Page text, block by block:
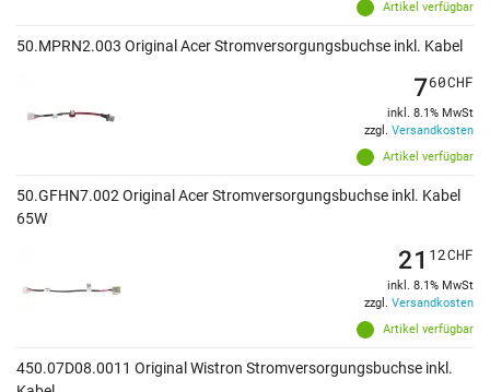
Artikel verfügbar
50.MPRN2.003 Original Acer Stromversorgungsbuchse inkl. Kabel
Artikel verfügbar
760CHF
inkl. 8.1% MwSt
zzgl. Versandkosten
50.GFHN7.002 Original Acer Stromversorgungsbuchse inkl. Kabel
65W
Artikel verfügbar
21 12CHF
inkl. 8.1% MwSt
zzgl. Versandkosten
450.07D08.0011 Original Wistron Stromversorgungsbuchse inkl.